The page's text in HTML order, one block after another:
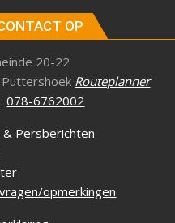
OP
20-22
Routeplanner
078-6762002
& Persberichten
opmerkingen